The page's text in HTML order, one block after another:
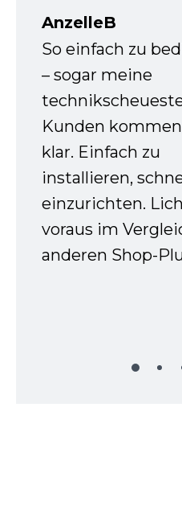
AnzelleB
So einfach zu
– sogar meine
Kunden
klar. Einfach zu
installieren,
einzurichten.
voraus im
anderen Shop-